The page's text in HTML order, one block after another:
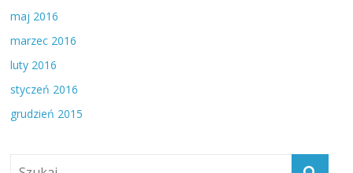
maj 2016
marzec 2016
luty 2016
styczeń 2016
grudzień 2015